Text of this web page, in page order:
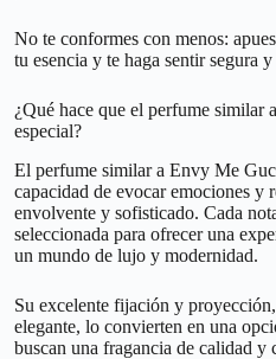
No te conformes con menos:
tu esencia y te haga sentir segura
¿Qué hace que el perfume similar
especial?
El perfume similar a Envy Me
capacidad de evocar emociones y
envolvente y sofisticado. Cada
seleccionada para ofrecer una
un mundo de lujo y modernidad.
Su excelente fijación y
elegante, lo convierten en una
buscan una fragancia de calidad y